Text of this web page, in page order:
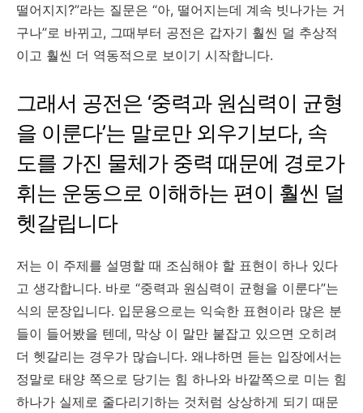
떨어지지?”라는 질문은 “아, 떨어지는데 계속 빗나가는 거
구나”로 바뀌고, 그때부터 공전은 갑자기 훨씬 덜 추상적
이고 훨씬 더 역동적으로 보이기 시작합니다.
그래서 공전은 ‘중력과 원심력이 균형
을 이룬다’는 말로만 외우기보다, 속
도를 가진 물체가 중력 때문에 경로가
휘는 운동으로 이해하는 편이 훨씬 덜
헷갈립니다
저는 이 주제를 설명할 때 조심해야 할 표현이 하나 있다
고 생각합니다. 바로 “중력과 원심력이 균형을 이룬다”는
식의 문장입니다. 입문용으로는 익숙한 표현이라 많은 분
들이 들어봤을 텐데, 막상 이 말만 붙잡고 있으면 오히려
더 헷갈리는 경우가 많습니다. 왜냐하면 듣는 입장에서는
정말로 태양 쪽으로 당기는 힘 하나와 바깥쪽으로 미는 힘
하나가 실제로 줄다리기하는 것처럼 상상하게 되기 때문